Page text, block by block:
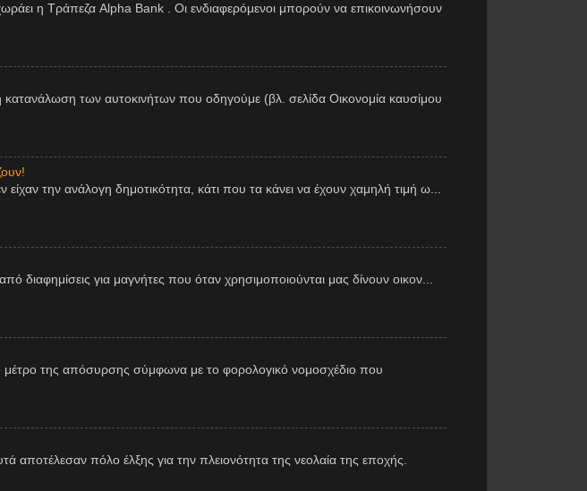
η Τράπεζα Alpha Bank . Οι ενδιαφερόμενοι μπορούν να επικοινωνήσουν
των αυτοκινήτων που οδηγούμε (βλ. σελίδα Οικονομία καυσίμου
την ανάλογη δημοτικότητα, κάτι που τα κάνει να έχουν χαμηλή τιμή ω...
διαφημίσεις για μαγνήτες που όταν χρησιμοποιούνται μας δίνουν οικον...
της απόσυρσης σύμφωνα με το φορολογικό νομοσχέδιο που
πόλο έλξης για την πλειονότητα της νεολαία της εποχής.